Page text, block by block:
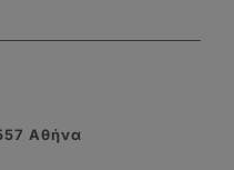
Αθήνα